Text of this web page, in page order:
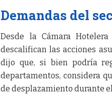
Demandas del
Desde la Cámara
descalifican las acciones
dijo que, si bien podría
departamentos, considera
de desplazamiento durante